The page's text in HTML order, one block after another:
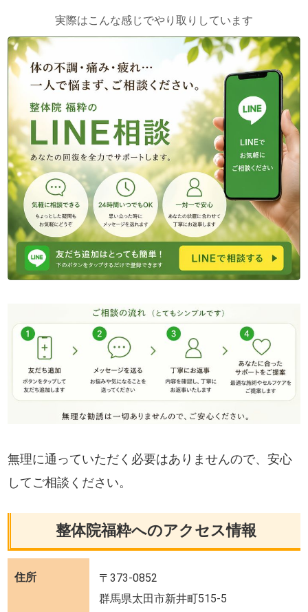
実際はこんな感じでやり取りしています
無理に通っていただく必要はありませんので、安心
してご相談ください。
整体院福粋へのアクセス情報
住所
〒373-0852
群馬県太田市新井町515-5